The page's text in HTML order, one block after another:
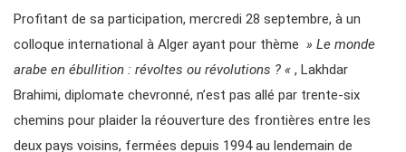
Profitant de sa participation, mercredi 28 septembre, à un
colloque international à Alger ayant pour thème » Le monde
arabe en ébullition : révoltes ou révolutions ? « , Lakhdar
Brahimi, diplomate chevronné, n’est pas allé par trente-six
chemins pour plaider la réouverture des frontières entre les
deux pays voisins, fermées depuis 1994 au lendemain de